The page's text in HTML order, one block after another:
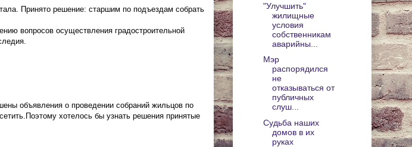
Принято решение: старшим по подъездам собрать
вопросов осуществления градостроительной
объявления о проведении собраний жильцов по
хотелось бы узнать решения принятые
"Улучшить"
жилищные
условия
собственникам
аварийны...
Мэр
распорядился
не
отказываться от
публичных
слуш...
Судьба наших
домов в их
руках